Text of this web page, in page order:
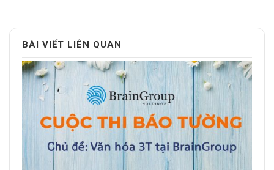
BÀI VIẾT LIÊN QUAN